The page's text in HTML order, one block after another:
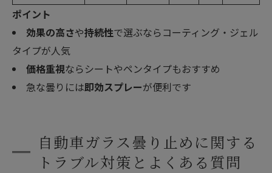
ポイント
効果の高さや持続性で選ぶならコーティング・ジェル
タイプが人気
価格重視ならシートやペンタイプもおすすめ
急な曇りには即効スプレーが便利です
自動車ガラス曇り止めに関する
トラブル対策とよくある質問